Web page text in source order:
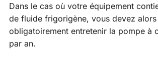
Dans le cas où votre équipement
de fluide frigorigène, vous devez alors
obligatoirement entretenir la pompe à
par an.